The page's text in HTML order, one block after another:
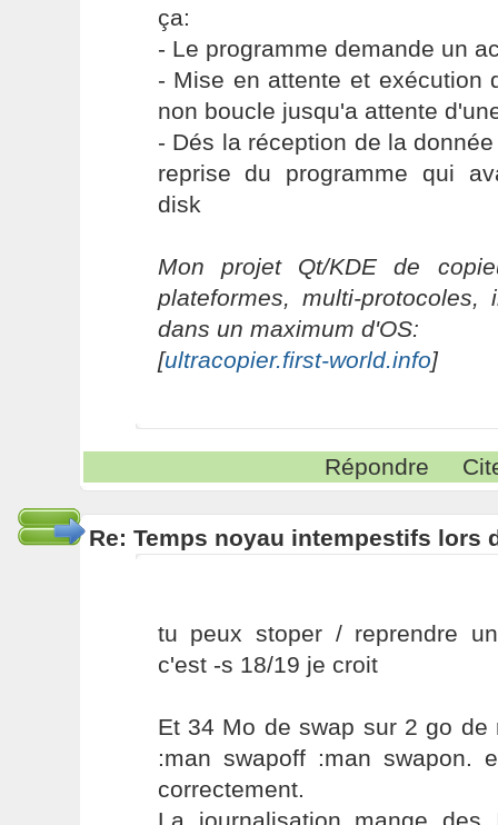
ça:
- Le programme demande un
- Mise en attente et exécution
non boucle jusqu'a attente
- Dés la réception de la
reprise du programme qui
disk
Mon projet Qt/KDE de
plateformes, multi-protocoles,
dans un maximum d'OS:
[ultracopier.first-world.info]
Répondre
Re: Temps noyau intempestifs lors
tu peux stoper / reprendre
c'est -s 18/19 je croit
Et 34 Mo de swap sur 2 go de
:man swapoff :man swapon.
correctement.